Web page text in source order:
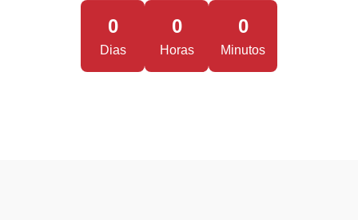
0
Dias
0
Horas
0
Minutos